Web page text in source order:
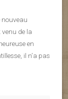
de la
en
il n’a pas